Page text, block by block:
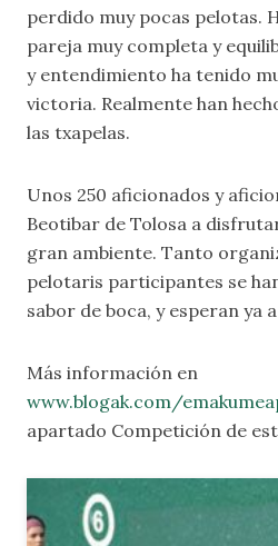
perdido muy pocas pelotas.
pareja muy completa y
y entendimiento ha tenido
victoria. Realmente han
las txapelas.
Unos 250 aficionados y
Beotibar de Tolosa a
gran ambiente. Tanto
pelotaris participantes se
sabor de boca, y esperan ya
Más información en
www.blogak.com/
apartado Competición de